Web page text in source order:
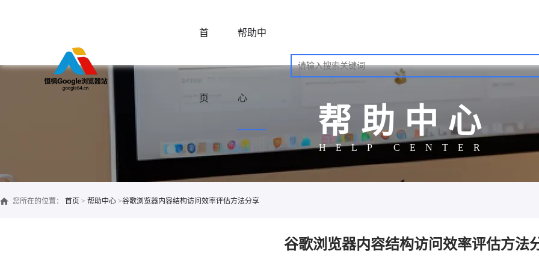
首
页
帮助中
心
帮助中心
HELP CENTER
您所在的位置： 首页 > 帮助中心 >谷歌浏览器内容结构访问效率评估方法分享
谷歌浏览器内容结构访问效率评估方法